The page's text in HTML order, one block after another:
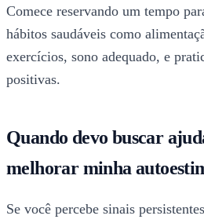
Comece reservando um tempo
hábitos saudáveis como
exercícios, sono adequado, e
positivas.
Quando devo buscar
melhorar minha
Se você percebe sinais